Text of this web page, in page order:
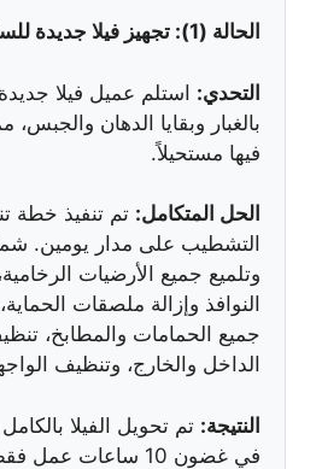
الحالة (1): تجهيز فيلا جديدة للسكن
التحدي: استلم عميل فيلا
بالغبار وبقايا الدهان
فيها مستحيلاً.
الحل المتكامل: تم تنفيذ خطة
التشطيب على مدار يومين.
وتلميع جميع الأرضيات
النوافذ وإزالة ملصقات
جميع الحمامات والمطابخ،
الداخل والخارج، وتنظيف
النتيجة: تم تحويل الفيلا
في غضون 10 ساعات